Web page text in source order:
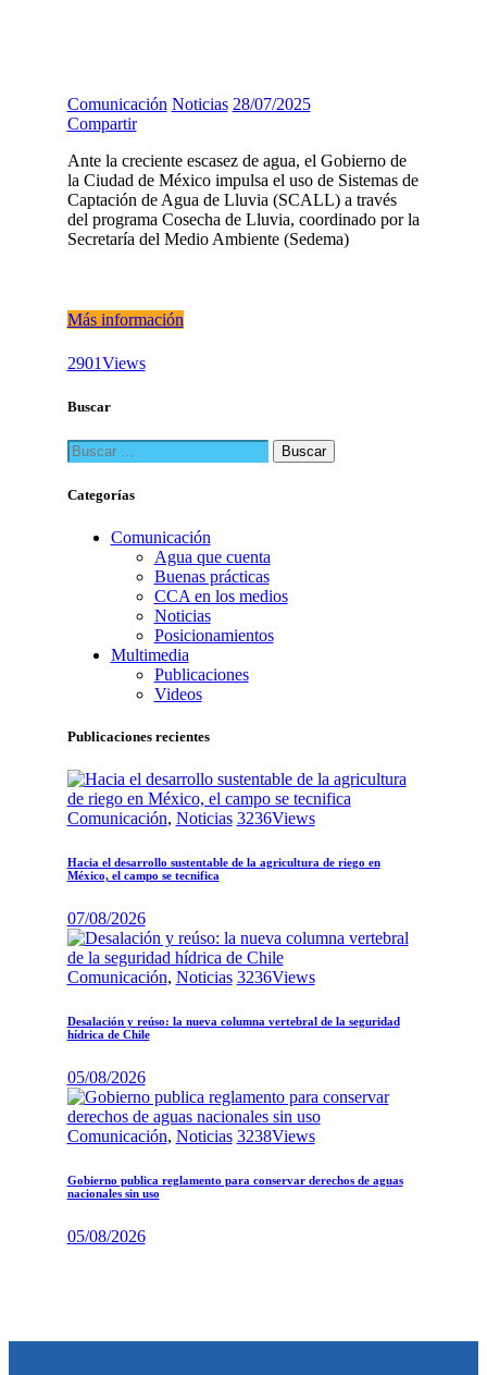
Comunicación Noticias 28/07/2025
Compartir
Ante la creciente escasez de agua, el Gobierno de
la Ciudad de México impulsa el uso de Sistemas de
Captación de Agua de Lluvia (SCALL) a través
del programa Cosecha de Lluvia, coordinado por la
Secretaría del Medio Ambiente (Sedema)
Más información
2901Views
Buscar
Buscar:
Categorías
Comunicación
Agua que cuenta
Buenas prácticas
CCA en los medios
Noticias
Posicionamientos
Multimedia
Publicaciones
Videos
Publicaciones recientes
Comunicación, Noticias 3236Views
Hacia el desarrollo sustentable de la agricultura de riego en
México, el campo se tecnifica
07/08/2026
Comunicación, Noticias 3236Views
Desalación y reúso: la nueva columna vertebral de la seguridad
hídrica de Chile
05/08/2026
Comunicación, Noticias 3238Views
Gobierno publica reglamento para conservar derechos de aguas
nacionales sin uso
05/08/2026